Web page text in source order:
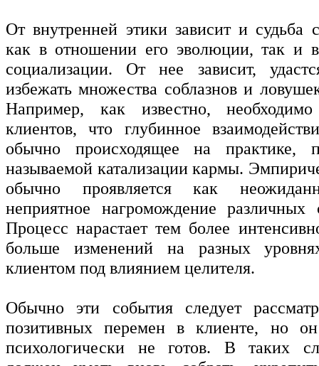
От внутренней этики зависит и судьба
как в отношении его эволюции, так и
социализации. От нее зависит,
избежать множества соблазнов и
Например, как известно, необходимо
клиентов, что глубинное
обычно происходящее на практике,
называемой катализации кармы.
обычно проявляется как
неприятное нагромождение
Процесс нарастает тем более
больше изменений на разных
клиентом под влиянием целителя.
Обычно эти события следует
позитивных перемен в клиенте, но
психологически не готов. В таких